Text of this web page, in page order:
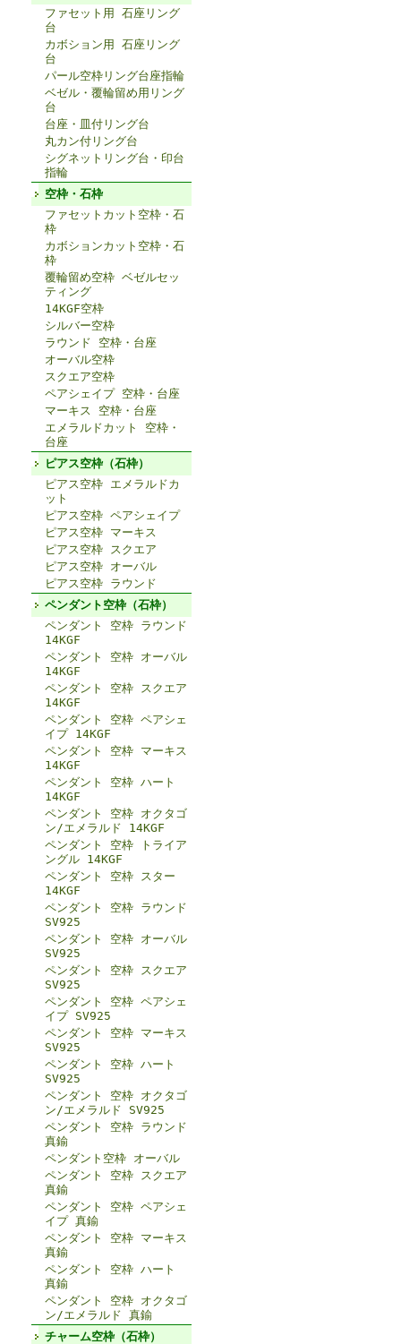
ファセット用 石座リング
台
カボション用 石座リング
台
パール空枠リング台座指輪
ベゼル・覆輪留め用リング
台
台座・皿付リング台
丸カン付リング台
シグネットリング台・印台
指輪
空枠・石枠
ファセットカット空枠・石
枠
カボションカット空枠・石
枠
覆輪留め空枠 ベゼルセッ
ティング
14KGF空枠
シルバー空枠
ラウンド 空枠・台座
オーバル空枠
スクエア空枠
ペアシェイプ 空枠・台座
マーキス 空枠・台座
エメラルドカット 空枠・
台座
ピアス空枠（石枠）
ピアス空枠 エメラルドカ
ット
ピアス空枠 ペアシェイプ
ピアス空枠 マーキス
ピアス空枠 スクエア
ピアス空枠 オーバル
ピアス空枠 ラウンド
ペンダント空枠（石枠）
ペンダント 空枠 ラウンド
14KGF
ペンダント 空枠 オーバル
14KGF
ペンダント 空枠 スクエア
14KGF
ペンダント 空枠 ペアシェ
イプ 14KGF
ペンダント 空枠 マーキス
14KGF
ペンダント 空枠 ハート
14KGF
ペンダント 空枠 オクタゴ
ン/エメラルド 14KGF
ペンダント 空枠 トライア
ングル 14KGF
ペンダント 空枠 スター
14KGF
ペンダント 空枠 ラウンド
SV925
ペンダント 空枠 オーバル
SV925
ペンダント 空枠 スクエア
SV925
ペンダント 空枠 ペアシェ
イプ SV925
ペンダント 空枠 マーキス
SV925
ペンダント 空枠 ハート
SV925
ペンダント 空枠 オクタゴ
ン/エメラルド SV925
ペンダント 空枠 ラウンド
真鍮
ペンダント空枠 オーバル
ペンダント 空枠 スクエア
真鍮
ペンダント 空枠 ペアシェ
イプ 真鍮
ペンダント 空枠 マーキス
真鍮
ペンダント 空枠 ハート
真鍮
ペンダント 空枠 オクタゴ
ン/エメラルド 真鍮
チャーム空枠（石枠）